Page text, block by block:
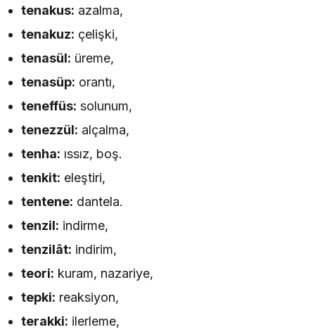
tenakus: azalma,
tenakuz: çelişki,
tenasül: üreme,
tenasüp: orantı,
teneffüs: solunum,
tenezzül: alçalma,
tenha: ıssız, boş.
tenkit: eleştiri,
tentene: dantela.
tenzil: indirme,
tenzilât: indirim,
teori: kuram, nazariye,
tepki: reaksiyon,
terakki: ilerleme,